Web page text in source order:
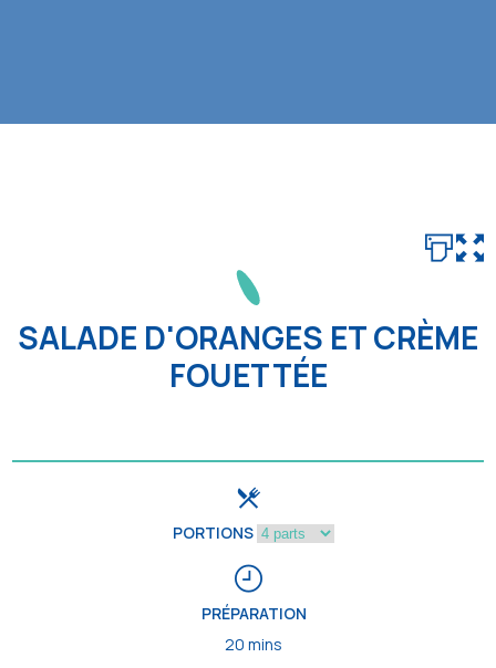
SALADE D'ORANGES ET CRÈME
FOUETTÉE
PORTIONS
PRÉPARATION
20 mins